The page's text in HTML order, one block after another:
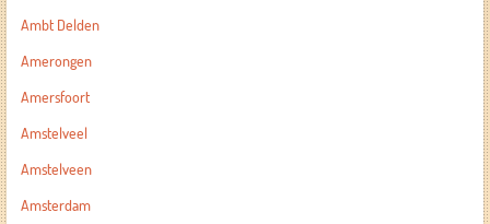
Ambt Delden
Amerongen
Amersfoort
Amstelveel
Amstelveen
Amsterdam